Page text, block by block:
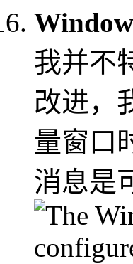
我并不
改进，
量窗口
消息是